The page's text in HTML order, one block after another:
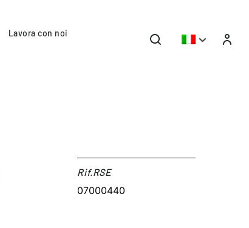
Lavora con noi
Rif.RSE​
07000440